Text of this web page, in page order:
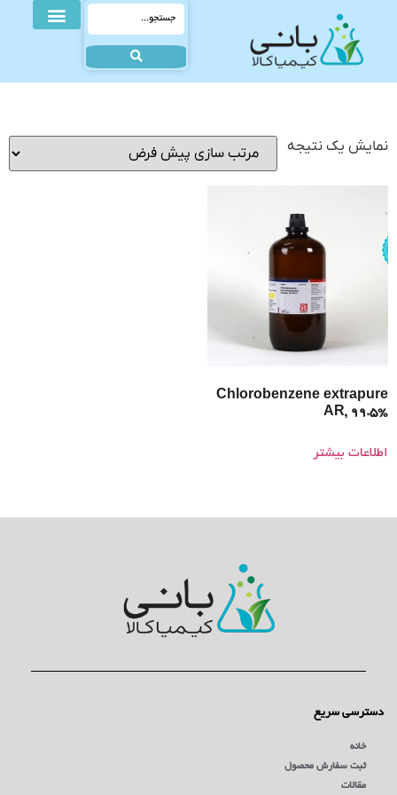
نمایش یک نتیجه
Chlorobenzene extrapure
AR, 99.5%
اطلاعات بیشتر
دسترسی سریع
خانه
ثبت سفارش محصول
مقالات